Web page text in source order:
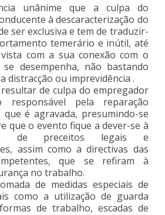
unânime que a culpa do
à descaracterização do
ser exclusiva e tem de traduzir-
temerário e inútil, até
com a sua conexão com o
desempenha, não bastando
distracção ou imprevidência .
de culpa do empregador
pela reparação
é agravada, presumindo-se
que o evento fique a dever-se à
de preceitos legais e
assim como a directivas das
que se refiram à
no trabalho.
de medidas especiais de
como a utilização de guarda
de trabalho, escadas de